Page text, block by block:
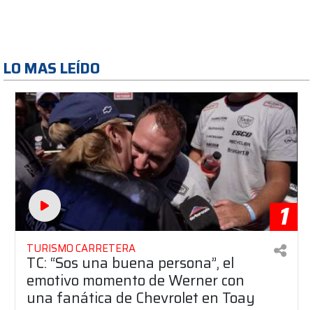
LO MAS LEÍDO
1
TURISMO CARRETERA
TC: “Sos una buena persona”, el
emotivo momento de Werner con
una fanática de Chevrolet en Toay